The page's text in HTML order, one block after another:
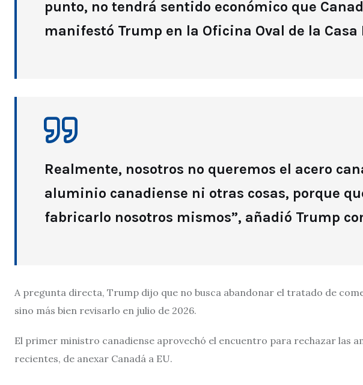
punto, no tendrá sentido económico que
manifestó Trump en la Oficina Oval de la Casa
Realmente, nosotros no queremos el acero
aluminio canadiense ni otras cosas, porque
fabricarlo nosotros mismos”, añadió Trump
A pregunta directa, Trump dijo que no busca abandonar el tratado de
sino más bien revisarlo en julio de 2026.
El primer ministro canadiense aprovechó el encuentro para rechazar las
recientes, de anexar Canadá a EU.